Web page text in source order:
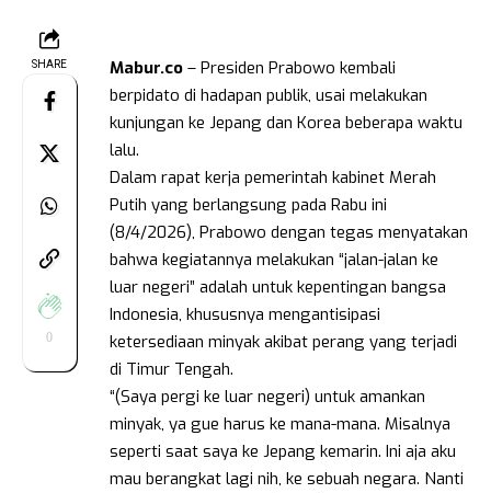
SHARE
0
Mabur.co – Presiden Prabowo kembali
berpidato di hadapan publik, usai melakukan
kunjungan ke Jepang dan Korea beberapa waktu
lalu.
Dalam rapat kerja pemerintah kabinet Merah
Putih yang berlangsung pada Rabu ini
(8/4/2026), Prabowo dengan tegas menyatakan
bahwa kegiatannya melakukan “jalan-jalan ke
luar negeri” adalah untuk kepentingan bangsa
Indonesia, khususnya mengantisipasi
ketersediaan minyak akibat perang yang terjadi
di Timur Tengah.
“(Saya pergi ke luar negeri) untuk amankan
minyak, ya gue harus ke mana-mana. Misalnya
seperti saat saya ke Jepang kemarin. Ini aja aku
mau berangkat lagi nih, ke sebuah negara. Nanti